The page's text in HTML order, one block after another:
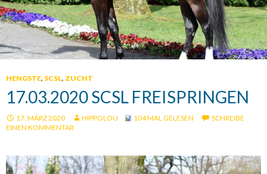
HENGSTE, SCSL, ZUCHT
17.03.2020 SCSL FREISPRINGEN
17. MÄRZ 2020 HIPPOLOU 104 MAL GELESEN
SCHREIBE
EINEN KOMMENTAR